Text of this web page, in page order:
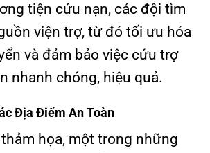
tiện cứu nạn, các đội tìm
viện trợ, từ đó tối ưu hóa
và đảm bảo việc cứu trợ
nhanh chóng, hiệu quả.
Địa Điểm An Toàn
họa, một trong những